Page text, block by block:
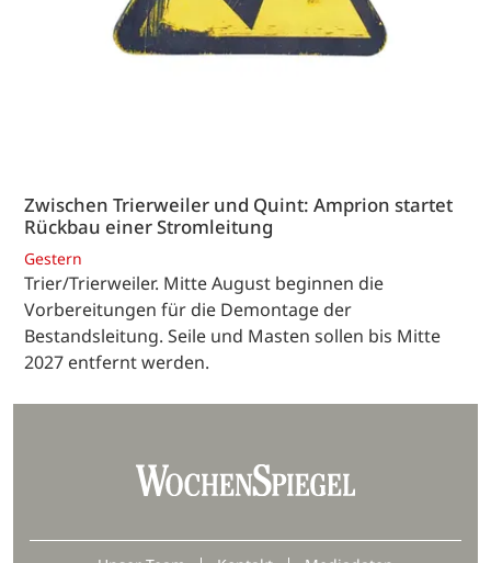
Zwischen Trierweiler und Quint: Amprion startet
Rückbau einer Stromleitung
Gestern
Trier/Trierweiler. Mitte August beginnen die
Vorbereitungen für die Demontage der
Bestandsleitung. Seile und Masten sollen bis Mitte
2027 entfernt werden.